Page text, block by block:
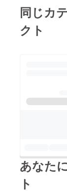
ます
いし
同じカ
クト
あなた
ト